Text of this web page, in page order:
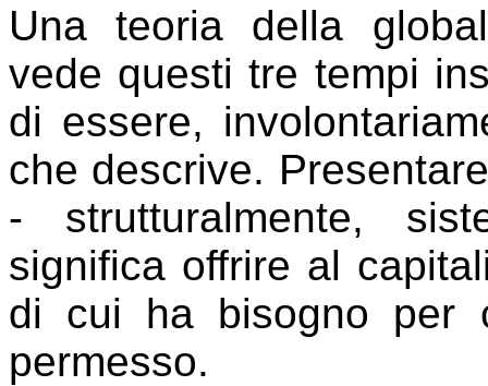
Una teoria della
vede questi tre tempi
di essere,
che descrive.
- strutturalmente,
significa offrire al
di cui ha bisogno per
permesso.